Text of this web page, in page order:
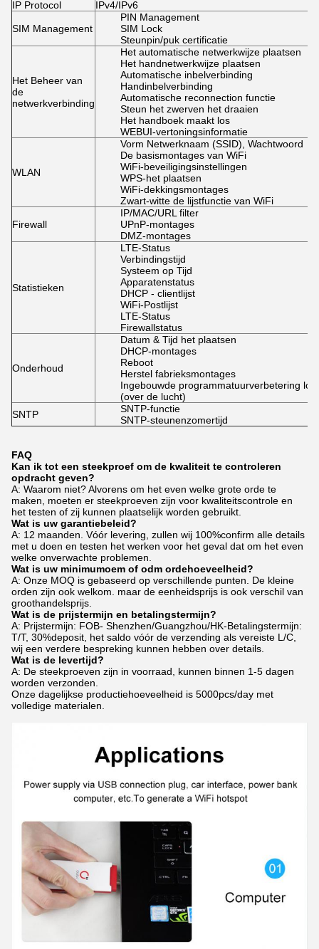
IP Protocol IPv4/IPv6
SIM Management
PIN Management
SIM Lock
Steunpin/puk certificatie
Het Beheer van
de
netwerkverbinding
Het automatische netwerkwijze plaatsen
Het handnetwerkwijze plaatsen
Automatische inbelverbinding
Handinbelverbinding
Automatische reconnection functie
Steun het zwerven het draaien
Het handboek maakt los
WEBUI-vertoningsinformatie
WLAN
Vorm Netwerknaam (SSID), Wachtwoord
De basismontages van WiFi
WiFi-beveiligingsinstellingen
WPS-het plaatsen
WiFi-dekkingsmontages
Zwart-witte de lijstfunctie van WiFi
Firewall
IP/MAC/URL filter
UPnP-montages
DMZ-montages
Statistieken
LTE-Status
Verbindingstijd
Systeem op Tijd
Apparatenstatus
DHCP - clientlijst
WiFi-Postlijst
LTE-Status
Firewallstatus
Onderhoud
Datum & Tijd het plaatsen
DHCP-montages
Reboot
Herstel fabrieksmontages
Ingebouwde programmatuurverbetering
(over de lucht)
SNTP
SNTP-functie
SNTP-steunenzomertijd
FAQ
Kan ik tot een steekproef om de kwaliteit te controleren
opdracht geven?
A: Waarom niet? Alvorens om het even welke grote orde te
maken, moeten er steekproeven zijn voor kwaliteitscontrole en
het testen of zij kunnen plaatselijk worden gebruikt.
Wat is uw garantiebeleid?
A: 12 maanden. Vóór levering, zullen wij 100%confirm alle details
met u doen en testen het werken voor het geval dat om het even
welke onverwachte problemen.
Wat is uw minimumoem of odm ordehoeveelheid?
A: Onze MOQ is gebaseerd op verschillende punten. De kleine
orden zijn ook welkom. maar de eenheidsprijs is ook verschil van
groothandelsprijs.
Wat is de prijstermijn en betalingstermijn?
A: Prijstermijn: FOB- Shenzhen/Guangzhou/HK-Betalingstermijn:
T/T, 30%deposit, het saldo vóór de verzending als vereiste L/C,
wij een verdere bespreking kunnen hebben over details.
Wat is de levertijd?
A: De steekproeven zijn in voorraad, kunnen binnen 1-5 dagen
worden verzonden.
Onze dagelijkse productiehoeveelheid is 5000pcs/day met
volledige materialen.